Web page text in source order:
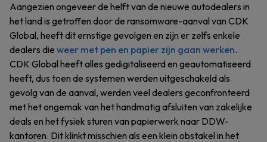
Aangezien ongeveer de helft van de nieuwe autodealers in
het land is getroffen door de ransomware-aanval van CDK
Global, heeft dit ernstige gevolgen en zijn er zelfs enkele
dealers die weer met pen en papier zijn gaan werken.
CDK Global heeft alles gedigitaliseerd en geautomatiseerd
heeft, dus toen de systemen werden uitgeschakeld als
gevolg van de aanval, werden veel dealers geconfronteerd
met het ongemak van het handmatig afsluiten van zakelijke
deals en het fysiek sturen van papierwerk naar DDW-
kantoren. Dit klinkt misschien als een klein obstakel in het